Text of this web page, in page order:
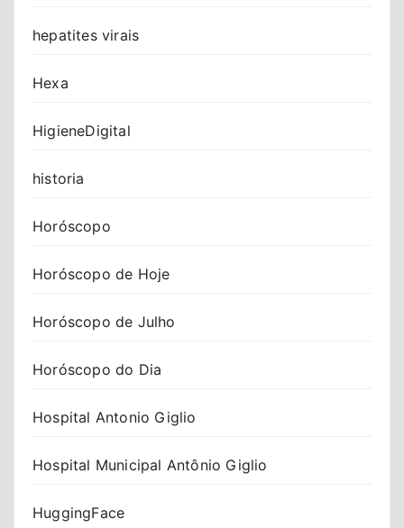
hepatites virais
Hexa
HigieneDigital
historia
Horóscopo
Horóscopo de Hoje
Horóscopo de Julho
Horóscopo do Dia
Hospital Antonio Giglio
Hospital Municipal Antônio Giglio
HuggingFace